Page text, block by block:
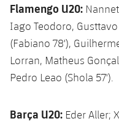
Flamengo U20:
Iago Teodoro,
(Fabiano 78'),
Lorran, Matheus
Pedro Leao (Shola 57').
Barça U20: Eder Aller;